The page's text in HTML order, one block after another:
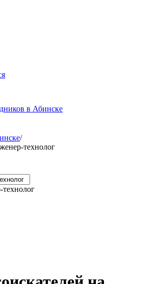
в Абинске
/
технолог